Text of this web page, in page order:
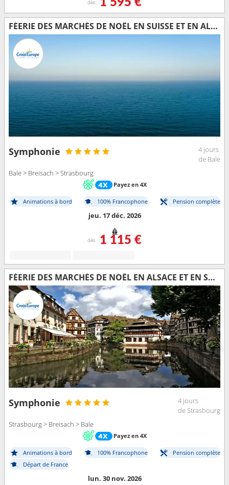
dès
FÉERIE DES MARCHÉS DE NOËL EN SUISSE ET EN ALSACE AU FIL DU RHIN
Symphonie
4 jours
de Bale
Bale > Breisach > Strasbourg
Payez en 4X
Animations à bord 100% Francophone Pension complète
jeu. 17 déc. 2026
dès 1 115 €
FÉERIE DES MARCHÉS DE NOËL EN ALSACE ET EN SUISSE AU FIL DU RHIN
Symphonie
4 jours
de Strasbourg
Strasbourg > Breisach > Bale
Payez en 4X
Animations à bord 100% Francophone
Pension complète
Départ de France
lun. 30 nov. 2026